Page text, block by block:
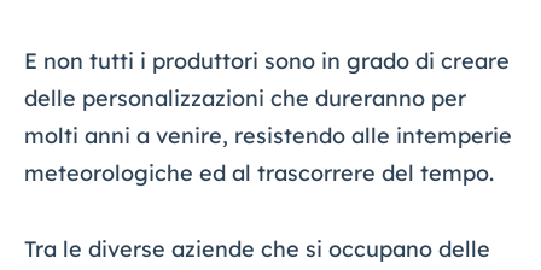
E non tutti i produttori sono in grado di creare
delle personalizzazioni che dureranno per
molti anni a venire, resistendo alle intemperie
meteorologiche ed al trascorrere del tempo.
Tra le diverse aziende che si occupano delle